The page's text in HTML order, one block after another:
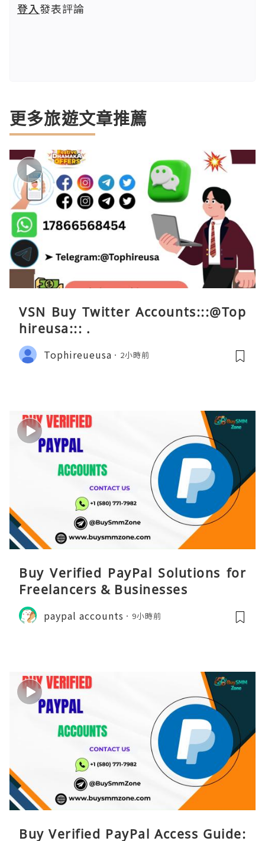
登入發表評論
更多旅遊文章推薦
VSN Buy Twitter Accounts:::@Top
hireusa::: .
Tophireueusa 2小時前
Buy Verified PayPal Solutions for
Freelancers & Businesses
paypal accounts 9小時前
Buy Verified PayPal Access Guide: